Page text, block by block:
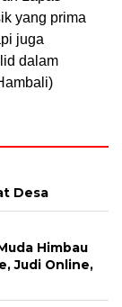
yang prima
juga
dalam
Desa
Himbau
Judi Online,